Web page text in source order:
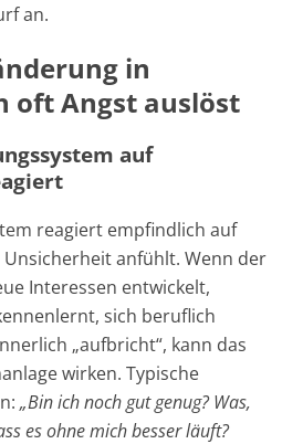
an.
in
oft Angst auslöst
auf
reagiert empfindlich auf
Unsicherheit anfühlt. Wenn der
Interessen entwickelt,
sich beruflich
„aufbricht“, kann das
wirken. Typische
„Bin ich noch gut genug? Was,
es ohne mich besser läuft?